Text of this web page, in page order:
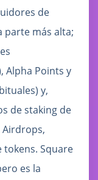
de
parte más alta;
Alpha Points y
y,
de staking de
Airdrops,
tokens. Square
es la